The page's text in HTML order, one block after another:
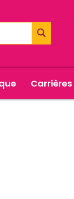
Carrières